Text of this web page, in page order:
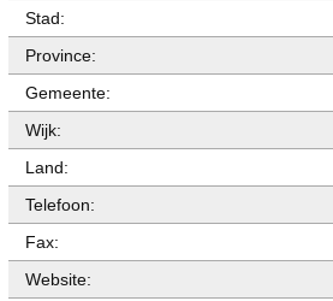
Stad:
Province:
Gemeente:
Wijk:
Land:
Telefoon:
Fax:
Website: